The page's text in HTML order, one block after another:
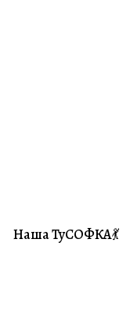
#Совместники
Наша ТуСОФКА💃